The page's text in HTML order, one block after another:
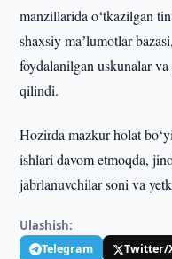
manzillarida o‘tkazilgan
shaxsiy maʼlumotlar
foydalanilgan uskunalar
qilindi.
Hozirda mazkur holat
ishlari davom etmoqda,
jabrlanuvchilar soni va
Ulashish:
Telegram Twitter/